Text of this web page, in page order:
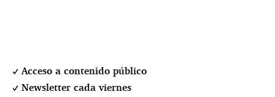
Acceso a contenido público
Newsletter cada viernes